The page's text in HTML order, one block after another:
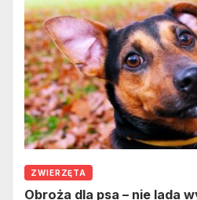
ZWIERZĘTA
Obroża dla psa – nie lada